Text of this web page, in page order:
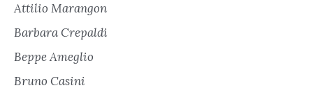
Attilio Marangon
Barbara Crepaldi
Beppe Ameglio
Bruno Casini